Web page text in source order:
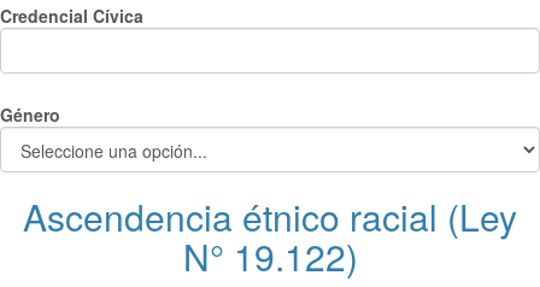
Credencial Cívica
Género
Ascendencia étnico racial (Ley
N° 19.122)